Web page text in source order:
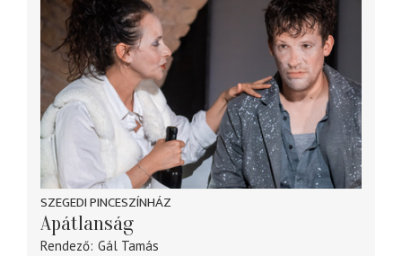
SZEGEDI PINCESZÍNHÁZ
Apátlanság
Rendező Gál Tamás